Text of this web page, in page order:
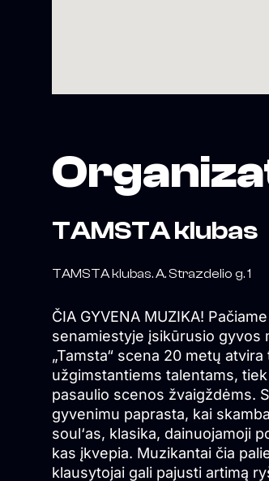
TAMSTA klubas
TAMSTA klubas. A. Strazdelio g. 1
ČIA GYVENA MUZIKA! Pačiame Vilniaus
senamiestyje įsikūrusio gyvos
„Tamsta“ scena 20 metų atvira
užgimstantiems talentams,
pasaulio scenos žvaigždėms.
gyvenimu paprasta, kai
soul‘as, klasika, dainuojamoji
kas įkvepia. Muzikantai čia
klausytojai gali pajusti artimą